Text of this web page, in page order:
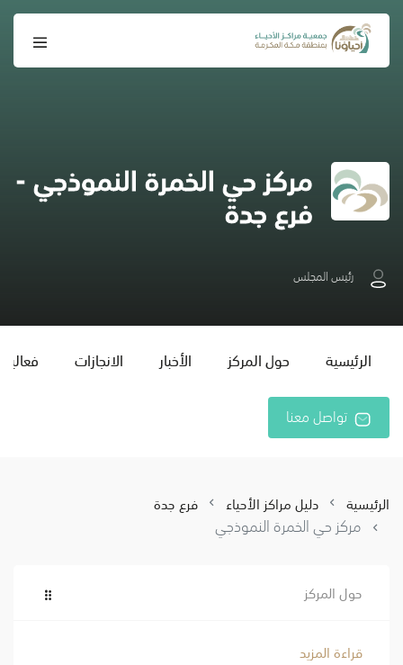
مركز حي الخمرة النموذجي -
فرع جدة
رئيس المجلس
الرئيسية حول المركز الأخبار الانجازات
تواصل معنا
الرئيسية دليل مراكز الأحياء فرع جدة
مركز حي الخمرة النموذجي
حول المركز
قراءة المزيد